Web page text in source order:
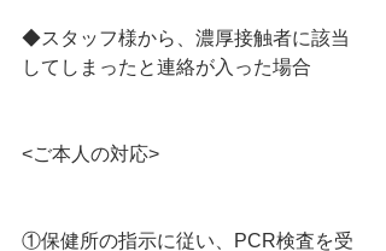
◆スタッフ様から、濃厚接触者に該当
してしまったと連絡が入った場合
<ご本人の対応>
①保健所の指示に従い、PCR検査を受